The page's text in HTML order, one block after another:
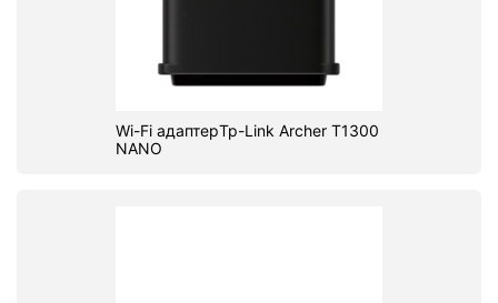
Wi-Fi адаптерTp-Link Archer T1300
NANO